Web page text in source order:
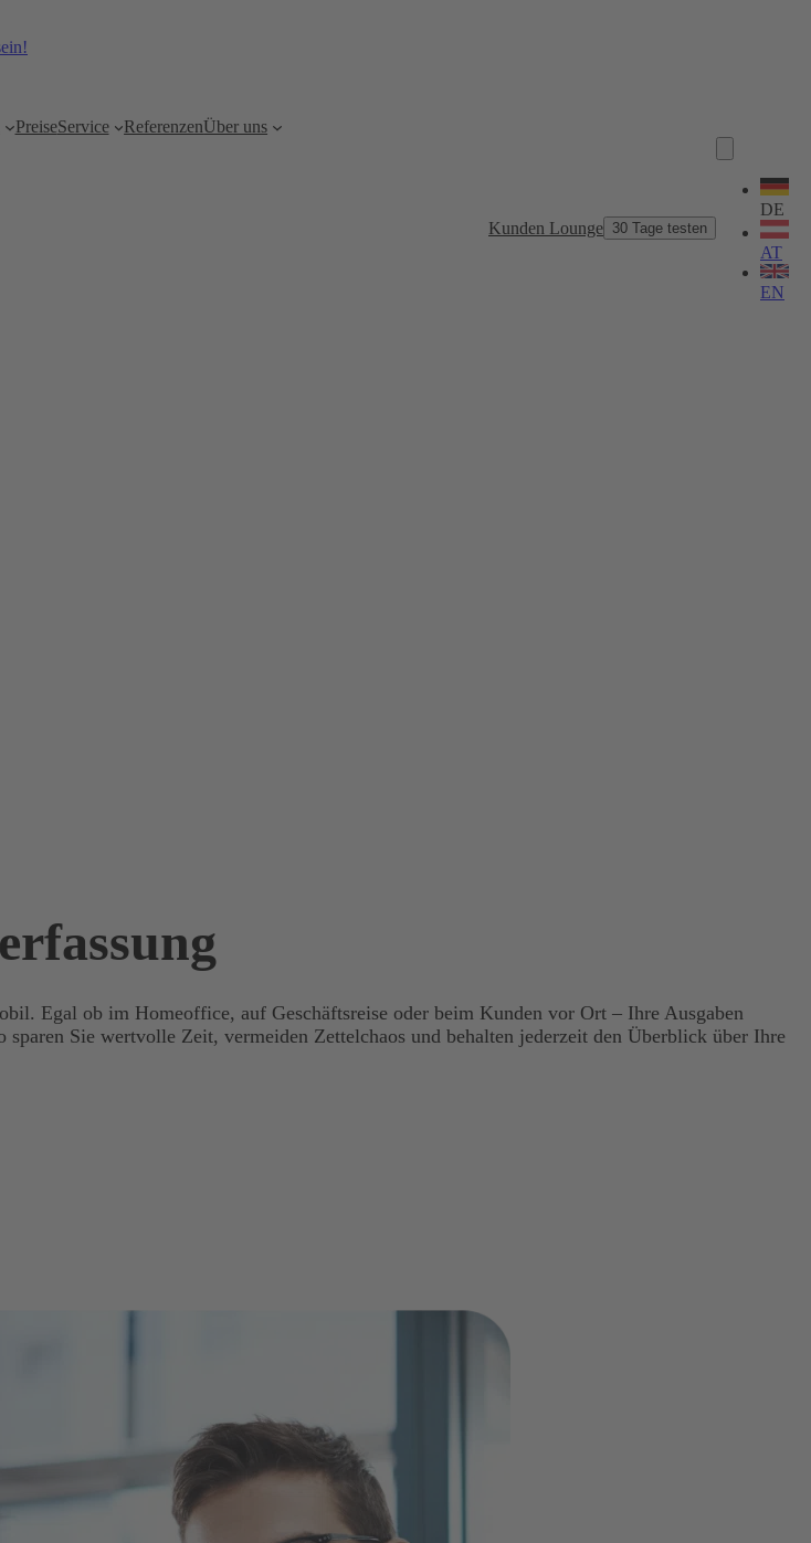
PreiseService ReferenzenÜber uns
Kunden Lounge 30 Tage testen
Sprache
wählen
DE
AT
EN
Egal ob im Homeoffice, auf Geschäftsreise oder beim Kunden vor Ort – Ihre Ausgaben
Sie wertvolle Zeit, vermeiden Zettelchaos und behalten jederzeit den Überblick über Ihre